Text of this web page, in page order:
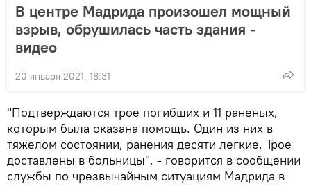
В центре Мадрида произошел мощный
взрыв, обрушилась часть здания -
видео
20 января 2021, 18:31
"Подтверждаются трое погибших и 11 раненых,
которым была оказана помощь. Один из них в
тяжелом состоянии, ранения десяти легкие. Трое
доставлены в больницы", - говорится в сообщении
службы по чрезвычайным ситуациям Мадрида в